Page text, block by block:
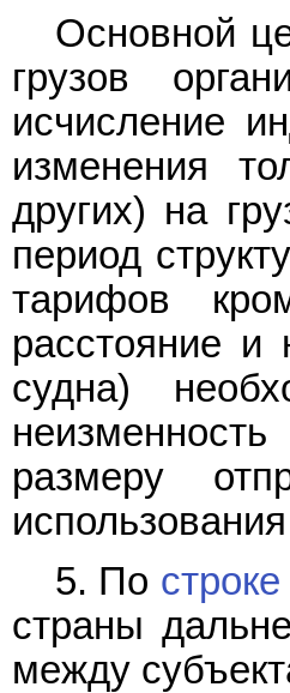
Основной
грузов
исчисление
изменения
других) на
период
тарифов
расстояние и
судна)
размеру
5. По
страны
между